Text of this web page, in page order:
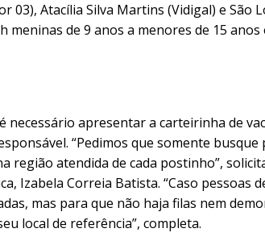
03), Atacília Silva Martins (Vidigal) e São
meninas de 9 anos a menores de 15
necessário apresentar a carteirinha de
“Pedimos que somente busque
região atendida de cada postinho”,
Izabela Correia Batista. “Caso pessoas
mas para que não haja filas nem
local de referência”, completa.